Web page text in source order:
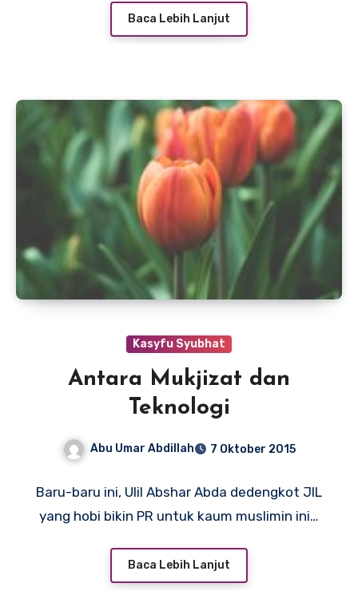
Baca Lebih Lanjut
Kasyfu Syubhat
Antara Mukjizat dan
Teknologi
Abu Umar Abdillah 7 Oktober 2015
Baru-baru ini, Ulil Abshar Abda dedengkot JIL
yang hobi bikin PR untuk kaum muslimin ini…
Baca Lebih Lanjut